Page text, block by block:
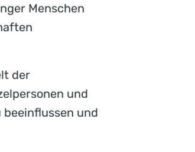
Menschen
der
und
und